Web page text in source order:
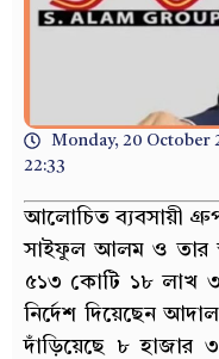
Monday, 20 October
22:33
আলোচিত ব্যবসায়ী
সাইফুল আলম ও তার
৫১৩ কোটি ১৮ লাখ
নির্দেশ দিয়েছেন
দাঁড়িয়েছে ৮